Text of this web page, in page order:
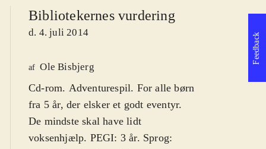
Bibliotekernes vurdering
d. 4. juli 2014
af Ole Bisbjerg
Cd-rom. Adventurespil. For alle børn
fra 5 år, der elsker et godt eventyr.
De mindste skal have lidt
voksenhjælp. PEGI: 3 år. Sprog:
Feedback